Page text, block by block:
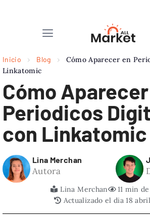
Inicio › Blog ›
Cómo Aparecer en
Linkatomic
Cómo
Periodicos
con Linkatomic
Lina Merchan
Autora
Lina Merchan
11 min
Actualizado el dia 18